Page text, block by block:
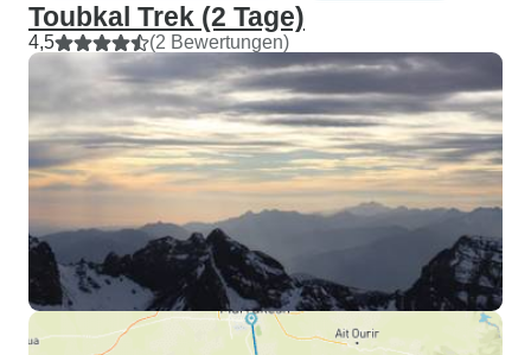
Toubkal Trek (2 Tage)
4,5 (2 Bewertungen)